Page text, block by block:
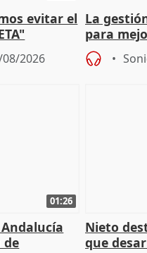
evitar el
2026
La
para
01:26
Nieto
que